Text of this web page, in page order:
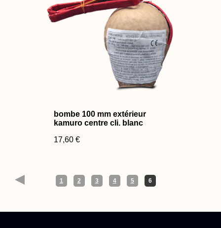
bombe 100 mm extérieur
kamuro centre cli. blanc
17,60 €
1 2 3 4 5 6